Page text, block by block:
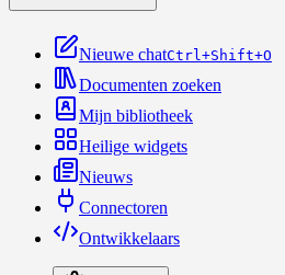
Nieuwe chatCtrl+Shift+O
Documenten zoeken
Mijn bibliotheek
Heilige widgets
Nieuws
Connectoren
Ontwikkelaars